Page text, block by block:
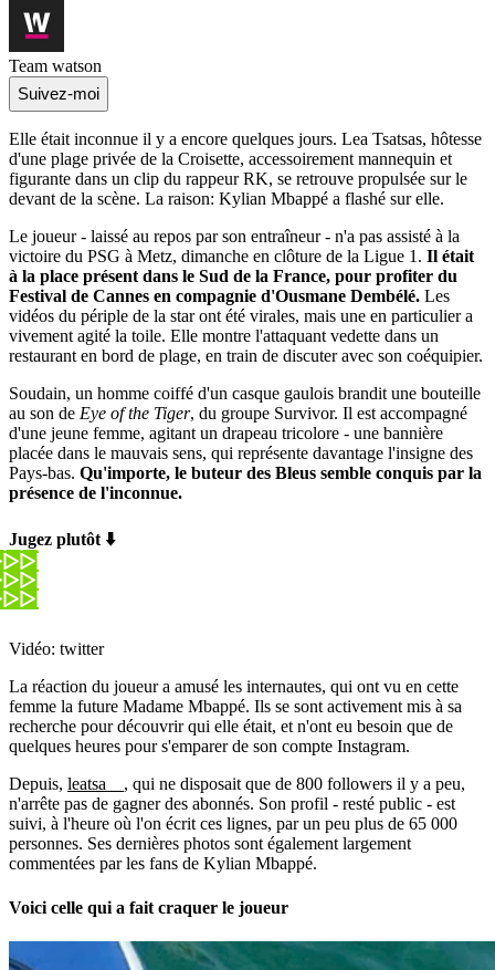
Team watson
Suivez-moi
Elle était inconnue il y a encore quelques jours. Lea Tsatsas, hôtesse
d'une plage privée de la Croisette, accessoirement mannequin et
figurante dans un clip du rappeur RK, se retrouve propulsée sur le
devant de la scène. La raison: Kylian Mbappé a flashé sur elle.
Le joueur - laissé au repos par son entraîneur - n'a pas assisté à la
victoire du PSG à Metz, dimanche en clôture de la Ligue 1. Il était
à la place présent dans le Sud de la France, pour profiter du
Festival de Cannes en compagnie d'Ousmane Dembélé. Les
vidéos du périple de la star ont été virales, mais une en particulier a
vivement agité la toile. Elle montre l'attaquant vedette dans un
restaurant en bord de plage, en train de discuter avec son coéquipier.
Soudain, un homme coiffé d'un casque gaulois brandit une bouteille
au son de Eye of the Tiger, du groupe Survivor. Il est accompagné
d'une jeune femme, agitant un drapeau tricolore - une bannière
placée dans le mauvais sens, qui représente davantage l'insigne des
Pays-bas. Qu'importe, le buteur des Bleus semble conquis par la
présence de l'inconnue.
Jugez plutôt ⬇️
Vidéo: twitter
La réaction du joueur a amusé les internautes, qui ont vu en cette
femme la future Madame Mbappé. Ils se sont activement mis à sa
recherche pour découvrir qui elle était, et n'ont eu besoin que de
quelques heures pour s'emparer de son compte Instagram.
Depuis, leatsa__ , qui ne disposait que de 800 followers il y a peu,
n'arrête pas de gagner des abonnés. Son profil - resté public - est
suivi, à l'heure où l'on écrit ces lignes, par un peu plus de 65 000
personnes. Ses dernières photos sont également largement
commentées par les fans de Kylian Mbappé.
Voici celle qui a fait craquer le joueur